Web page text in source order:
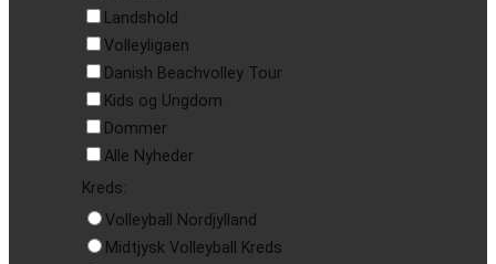
Landshold
Volleyligaen
Danish Beachvolley Tour
Kids og Ungdom
Dommer
Alle Nyheder
Kreds:
Volleyball Nordjylland
Midtjysk Volleyball Kreds